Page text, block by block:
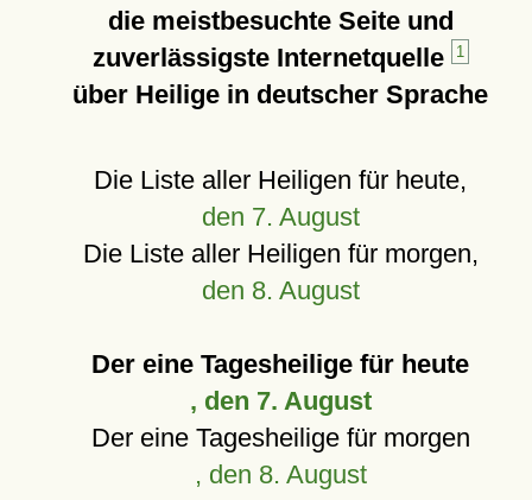
die meistbesuchte Seite und
zuverlässigste Internetquelle
1
über Heilige in deutscher Sprache
Die Liste aller Heiligen für heute,
den 7. August
Die Liste aller Heiligen für morgen,
den 8. August
Der eine Tagesheilige für heute
, den 7. August
Der eine Tagesheilige für morgen
, den 8. August